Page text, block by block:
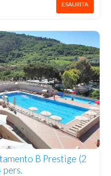
ESAURITA
B Prestige (2